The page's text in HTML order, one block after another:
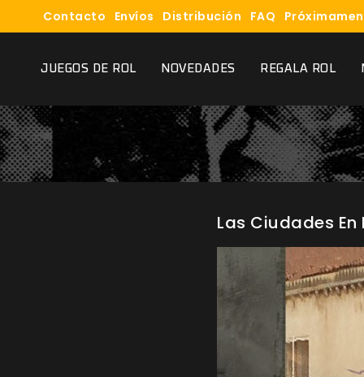
Contacto Envíos Distribución FAQ
JUEGOS DE ROL NOVEDADES REGALA ROL
Las Ciudades